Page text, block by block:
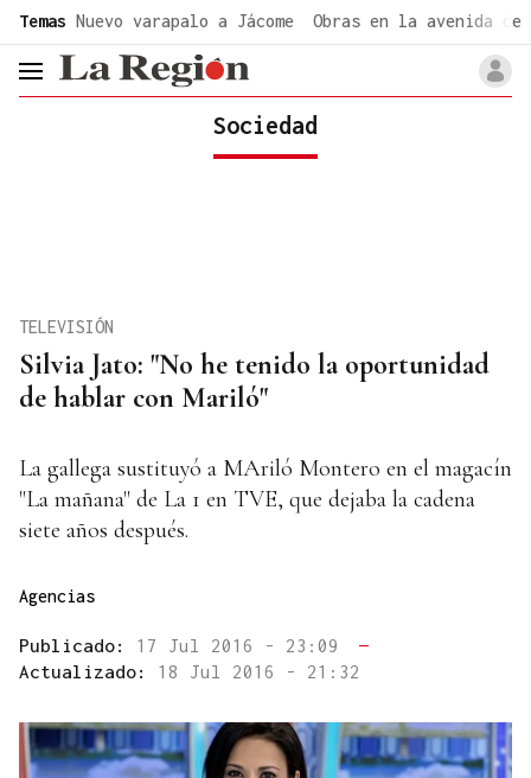
Temas Nuevo varapalo a Jácome Obras en la avenida de
header.menu.open
Sociedad
Silvia Jato: "No he tenido la oportunidad
de hablar con Mariló"
TELEVISIÓN
La gallega sustituyó a MAriló Montero en el magacín
"La mañana" de La 1 en TVE, que dejaba la cadena
siete años después.
Agencias
Publicado: 17 Jul 2016 - 23:09
—
Actualizado: 18 Jul 2016 - 21:32